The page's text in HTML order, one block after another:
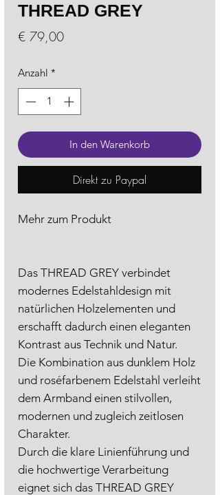
THREAD GREY
€ 79,00Preis
Anzahl *
In den Warenkorb
Direkt zu Paypal
Mehr zum Produkt
Das THREAD GREY verbindet
modernes Edelstahldesign mit
natürlichen Holzelementen und
erschafft dadurch einen eleganten
Kontrast aus Technik und Natur.
Die Kombination aus dunklem Holz
und roséfarbenem Edelstahl verleiht
dem Armband einen stilvollen,
modernen und zugleich zeitlosen
Charakter.
Durch die klare Linienführung und
die hochwertige Verarbeitung
eignet sich das THREAD GREY